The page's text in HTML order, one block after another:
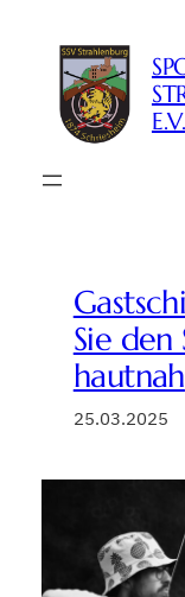
springen
E.V.
Sie den
hautnah
25.03.2025